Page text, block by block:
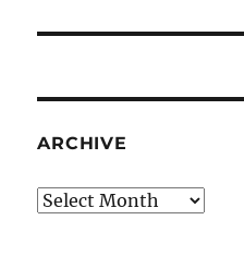
ARCHIVE
Archive